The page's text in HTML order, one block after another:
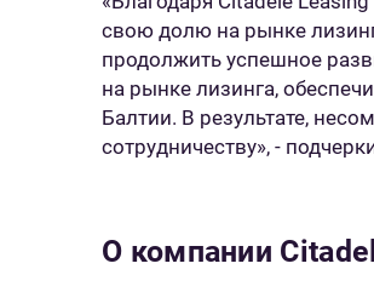
свою долю на рынке
продолжить успешное
на рынке лизинга,
Балтии. В результате,
сотрудничеству», -
O компании